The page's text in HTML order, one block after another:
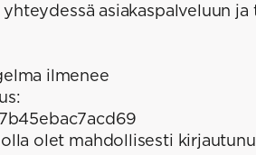
asiakaspalveluun ja
ilmenee
olet mahdollisesti